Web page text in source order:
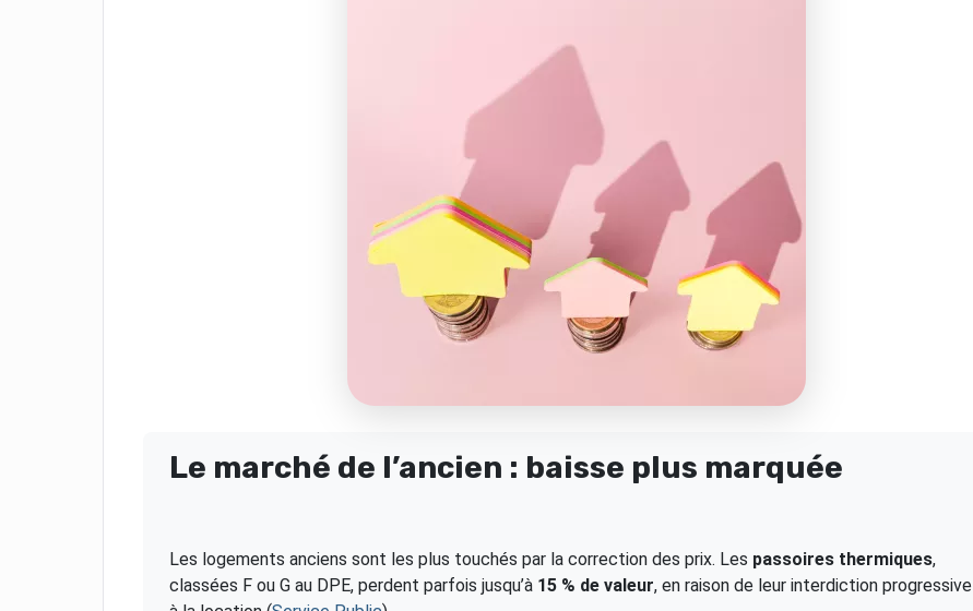
Le marché de l’ancien : baisse plus marquée
Les logements anciens sont les plus touchés par la correction des prix. Les passoires thermiques,
classées F ou G au DPE, perdent parfois jusqu’à 15 % de valeur, en raison de leur interdiction progressive